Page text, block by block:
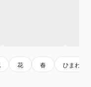
花 春 ひまわり